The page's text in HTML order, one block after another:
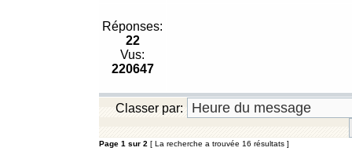
Réponses:
22
Vus:
220647
Classer par:
Page 1 sur 2 [ La recherche a trouvée 16 résultats ]